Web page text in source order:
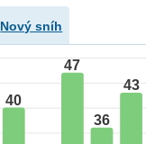
Nový sníh
40
47
36
43